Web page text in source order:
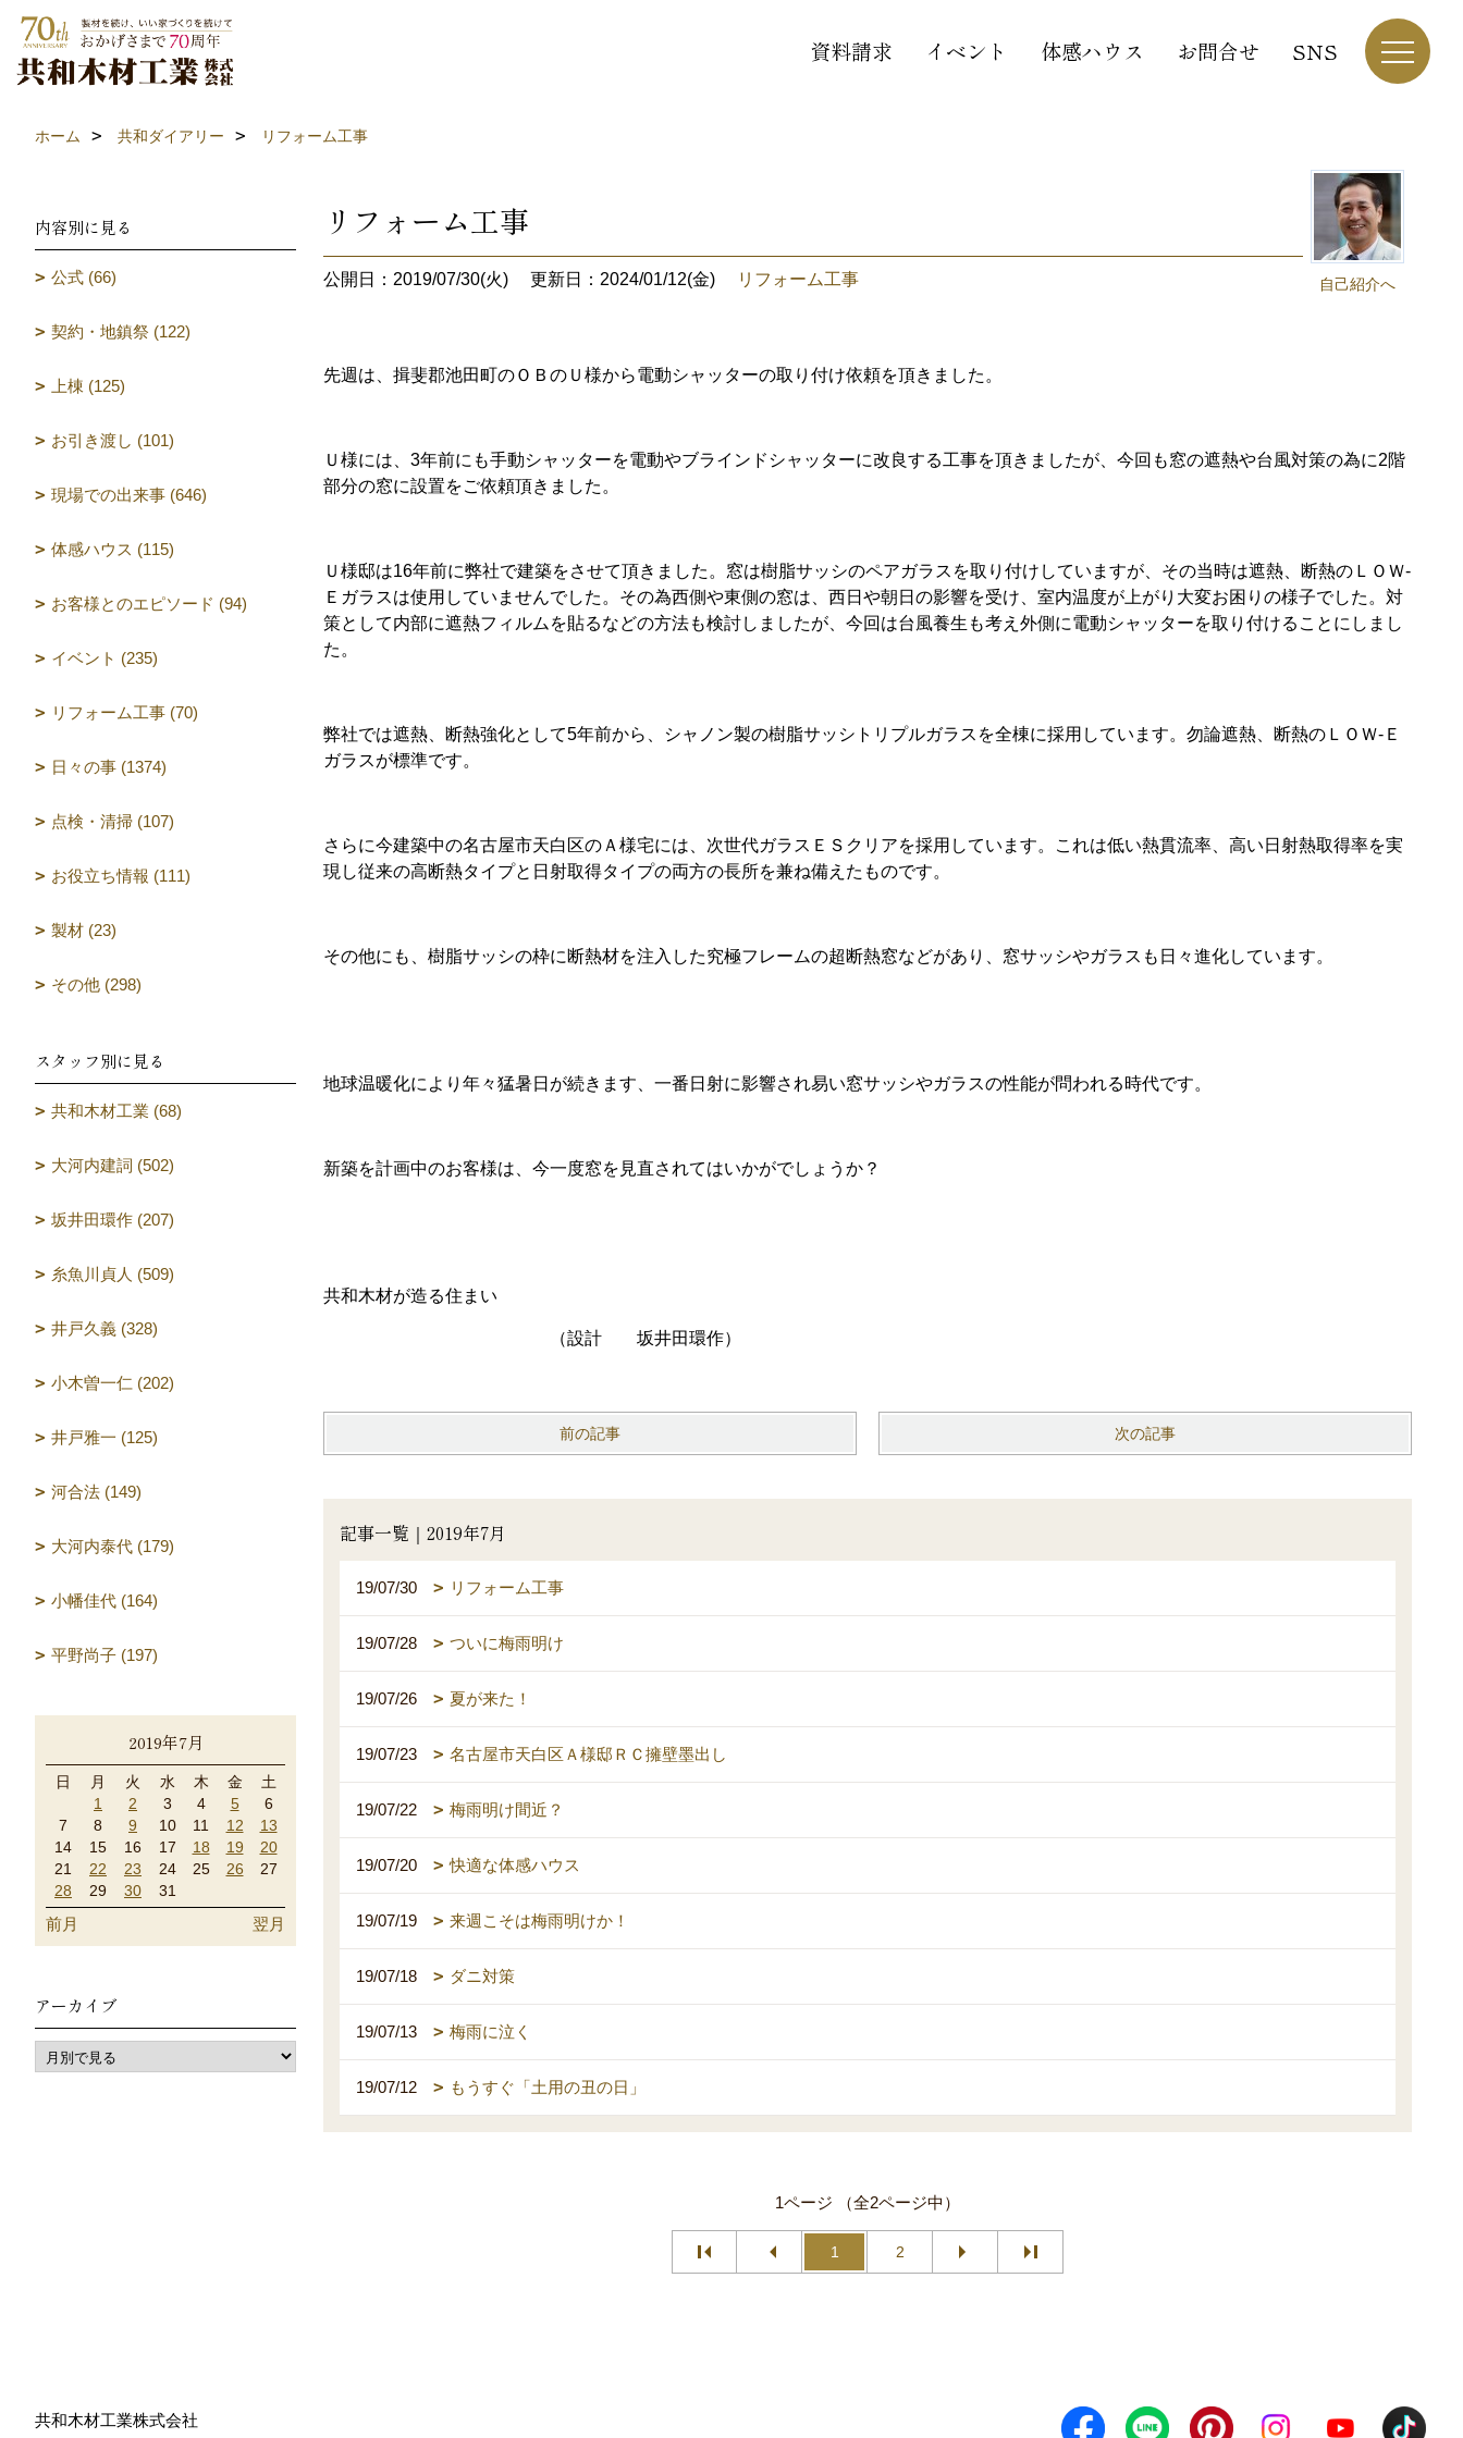
資料請求 イベント 体感ハウス お問合せ SNS
ホーム 共和ダイアリー リフォーム工事
自己紹介へ
リフォーム工事
公開日：2019/07/30(火) 更新日：2024/01/12(金) リフォーム工事
先週は、揖斐郡池田町のＯＢのＵ様から電動シャッターの取り付け依頼を頂きました。
Ｕ様には、3年前にも手動シャッターを電動やブラインドシャッターに改良する工事を頂きましたが、今回も窓の遮熱や台風対策の為に2階
部分の窓に設置をご依頼頂きました。
Ｕ様邸は16年前に弊社で建築をさせて頂きました。窓は樹脂サッシのペアガラスを取り付けしていますが、その当時は遮熱、断熱のＬＯＷ-
Ｅガラスは使用していませんでした。その為西側や東側の窓は、西日や朝日の影響を受け、室内温度が上がり大変お困りの様子でした。対
策として内部に遮熱フィルムを貼るなどの方法も検討しましたが、今回は台風養生も考え外側に電動シャッターを取り付けることにしまし
た。
弊社では遮熱、断熱強化として5年前から、シャノン製の樹脂サッシトリプルガラスを全棟に採用しています。勿論遮熱、断熱のＬＯＷ-Ｅ
ガラスが標準です。
さらに今建築中の名古屋市天白区のＡ様宅には、次世代ガラスＥＳクリアを採用しています。これは低い熱貫流率、高い日射熱取得率を実
現し従来の高断熱タイプと日射取得タイプの両方の長所を兼ね備えたものです。
その他にも、樹脂サッシの枠に断熱材を注入した究極フレームの超断熱窓などがあり、窓サッシやガラスも日々進化しています。
地球温暖化により年々猛暑日が続きます、一番日射に影響され易い窓サッシやガラスの性能が問われる時代です。
新築を計画中のお客様は、今一度窓を見直されてはいかがでしょうか？
共和木材が造る住まい
（設計 坂井田環作）
前の記事 次の記事
記事一覧｜2019年7月
19/07/30 リフォーム工事
19/07/28 ついに梅雨明け
19/07/26 夏が来た！
19/07/23 名古屋市天白区Ａ様邸ＲＣ擁壁墨出し
19/07/22 梅雨明け間近？
19/07/20 快適な体感ハウス
19/07/19 来週こそは梅雨明けか！
19/07/18 ダニ対策
19/07/13 梅雨に泣く
19/07/12 もうすぐ「土用の丑の日」
1ページ （全2ページ中）
1 2
内容別に見る
公式 (66)
契約・地鎮祭 (122)
上棟 (125)
お引き渡し (101)
現場での出来事 (646)
体感ハウス (115)
お客様とのエピソード (94)
イベント (235)
リフォーム工事 (70)
日々の事 (1374)
点検・清掃 (107)
お役立ち情報 (111)
製材 (23)
その他 (298)
スタッフ別に見る
共和木材工業 (68)
大河内建詞 (502)
坂井田環作 (207)
糸魚川貞人 (509)
井戸久義 (328)
小木曽一仁 (202)
井戸雅一 (125)
河合法 (149)
大河内泰代 (179)
小幡佳代 (164)
平野尚子 (197)
2019年7月
日 月 火 水 木 金
土
1
2 3 4 5
6
7
8 9 10 11 12
13
14
15 16 17 18 19
20
21
22 23 24 25 26
27
28
29 30 31
前月 翌月
アーカイブ
共和木材工業株式会社